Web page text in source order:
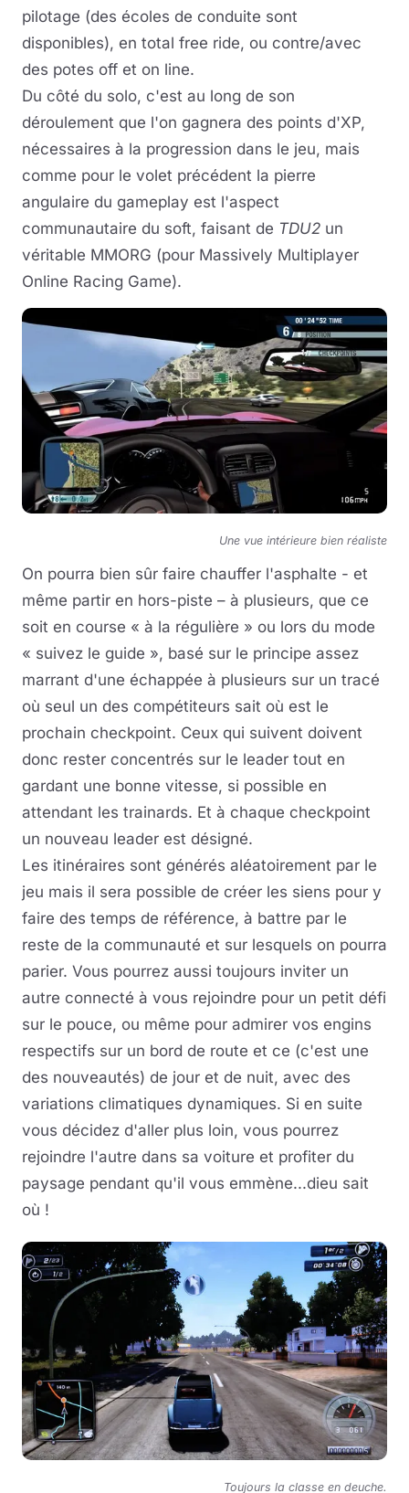
pilotage (des écoles de conduite sont
disponibles), en total free ride, ou contre/avec
des potes off et on line.
Du côté du solo, c'est au long de son
déroulement que l'on gagnera des points d'XP,
nécessaires à la progression dans le jeu, mais
comme pour le volet précédent la pierre
angulaire du gameplay est l'aspect
communautaire du soft, faisant de TDU2 un
véritable MMORG (pour Massively Multiplayer
Online Racing Game).
Une vue intérieure bien réaliste
On pourra bien sûr faire chauffer l'asphalte - et
même partir en hors-piste – à plusieurs, que ce
soit en course « à la régulière » ou lors du mode
« suivez le guide », basé sur le principe assez
marrant d'une échappée à plusieurs sur un tracé
où seul un des compétiteurs sait où est le
prochain checkpoint. Ceux qui suivent doivent
donc rester concentrés sur le leader tout en
gardant une bonne vitesse, si possible en
attendant les trainards. Et à chaque checkpoint
un nouveau leader est désigné.
Les itinéraires sont générés aléatoirement par le
jeu mais il sera possible de créer les siens pour y
faire des temps de référence, à battre par le
reste de la communauté et sur lesquels on pourra
parier. Vous pourrez aussi toujours inviter un
autre connecté à vous rejoindre pour un petit défi
sur le pouce, ou même pour admirer vos engins
respectifs sur un bord de route et ce (c'est une
des nouveautés) de jour et de nuit, avec des
variations climatiques dynamiques. Si en suite
vous décidez d'aller plus loin, vous pourrez
rejoindre l'autre dans sa voiture et profiter du
paysage pendant qu'il vous emmène...dieu sait
où !
Toujours la classe en deuche.